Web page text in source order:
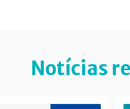
Notícias